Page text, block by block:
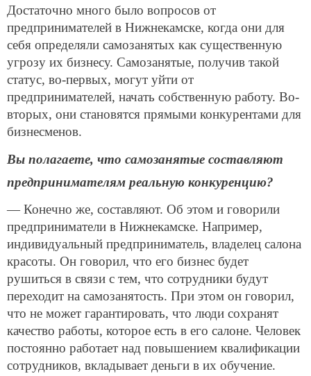
Достаточно много было вопросов от
предпринимателей в Нижнекамске, когда они для
себя определяли самозанятых как существенную
угрозу их бизнесу. Самозанятые, получив такой
статус, во-первых, могут уйти от
предпринимателей, начать собственную работу. Во-
вторых, они становятся прямыми конкурентами для
бизнесменов.
Вы полагаете, что самозанятые составляют
предпринимателям реальную конкуренцию?
— Конечно же, составляют. Об этом и говорили
предприниматели в Нижнекамске. Например,
индивидуальный предприниматель, владелец салона
красоты. Он говорил, что его бизнес будет
рушиться в связи с тем, что сотрудники будут
переходит на самозанятость. При этом он говорил,
что не может гарантировать, что люди сохранят
качество работы, которое есть в его салоне. Человек
постоянно работает над повышением квалификации
сотрудников, вкладывает деньги в их обучение.